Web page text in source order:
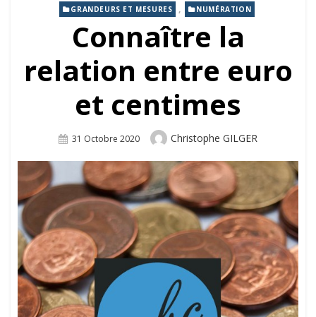
GRANDEURS ET MESURES , NUMÉRATION
Connaître la
relation entre euro
et centimes
Posted
31 Octobre 2020 Author
Christophe GILGER